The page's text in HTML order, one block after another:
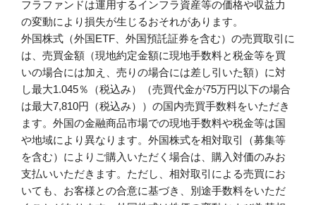
フラファンドは運用するインフラ資産等の価格や収益力
の変動により損失が生じるおそれがあります。
外国株式（外国ETF、外国預託証券を含む）の売買取引に
は、売買金額（現地約定金額に現地手数料と税金等を買
いの場合には加え、売りの場合には差し引いた額）に対
し最大1.045％（税込み）（売買代金が75万円以下の場合
は最大7,810円（税込み））の国内売買手数料をいただき
ます。外国の金融商品市場での現地手数料や税金等は国
や地域により異なります。外国株式を相対取引（募集等
を含む）によりご購入いただく場合は、購入対価のみお
支払いいただきます。ただし、相対取引による売買にお
いても、お客様との合意に基づき、別途手数料をいただ